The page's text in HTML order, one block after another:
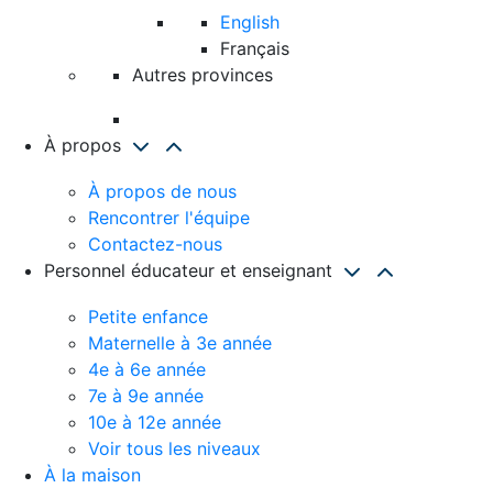
English
Français
Autres provinces
À propos
À propos de nous
Rencontrer l'équipe
Contactez-nous
Personnel éducateur et enseignant
Petite enfance
Maternelle à 3e année
4e à 6e année
7e à 9e année
10e à 12e année
Voir tous les niveaux
À la maison